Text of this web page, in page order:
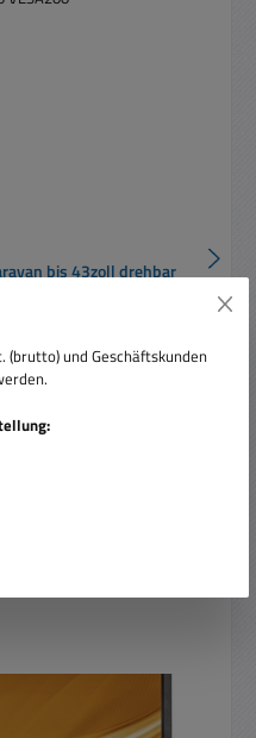
bis 43zoll drehbar
und Geschäftskunden